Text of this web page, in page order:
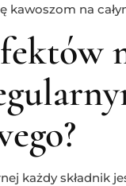
kawoszom na
każdy składnik